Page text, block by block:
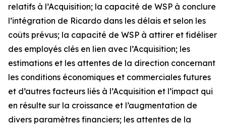
relatifs à l’Acquisition; la capacité de WSP à conclure
l’intégration de Ricardo dans les délais et selon les
coûts prévus; la capacité de WSP à attirer et fidéliser
des employés clés en lien avec l’Acquisition; les
estimations et les attentes de la direction concernant
les conditions économiques et commerciales futures
et d’autres facteurs liés à l’Acquisition et l’impact qui
en résulte sur la croissance et l’augmentation de
divers paramètres financiers; les attentes de la